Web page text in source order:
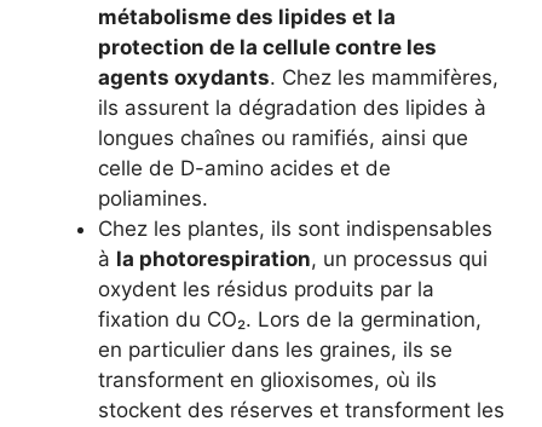
métabolisme des lipides et la
protection de la cellule contre les
agents oxydants. Chez les mammifères,
ils assurent la dégradation des lipides à
longues chaînes ou ramifiés, ainsi que
celle de D-amino acides et de
poliamines.
Chez les plantes, ils sont indispensables
à la photorespiration, un processus qui
oxydent les résidus produits par la
fixation du CO₂. Lors de la germination,
en particulier dans les graines, ils se
transforment en glioxisomes, où ils
stockent des réserves et transforment les